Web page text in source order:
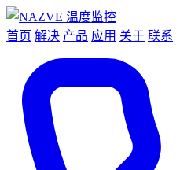
首页 解决 产品 应用 关于 联系